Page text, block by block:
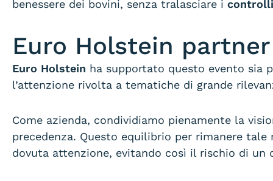
benessere dei bovini, senza tralasciare i
Euro Holstein
Euro Holstein ha supportato questo evento sia
l’attenzione rivolta a tematiche di grande
Come azienda, condividiamo pienamente la
precedenza. Questo equilibrio per rimanere
dovuta attenzione, evitando così il rischio di un